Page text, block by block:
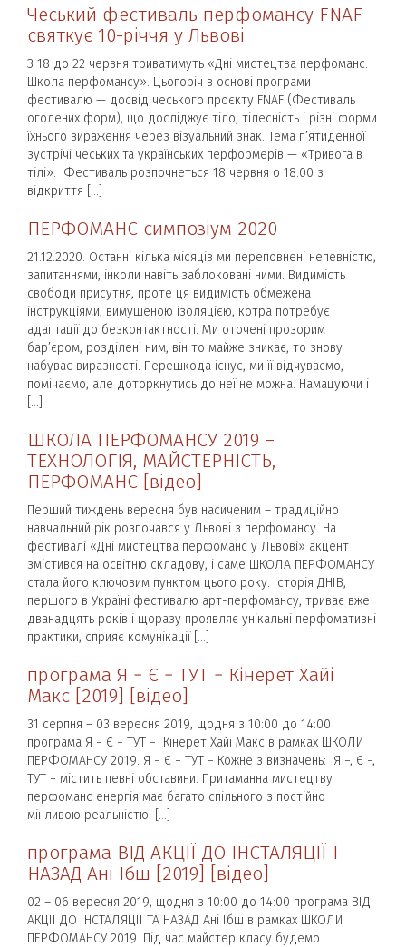
Чеський фестиваль перфомансу FNAF
святкує 10-річчя у Львові
З 18 до 22 червня триватимуть «Дні мистецтва перфоманс.
Школа перфомансу». Цьогоріч в основі програми
фестивалю — досвід чеського проєкту FNAF (Фестиваль
оголених форм), що досліджує тіло, тілесність і різні форми
їхнього вираження через візуальний знак. Тема п’ятиденної
зустрічі чеських та українських перформерів — «Тривога в
тілі». Фестиваль розпочнеться 18 червня о 18:00 з
відкриття […]
ПЕРФОМАНС симпозіум 2020
21.12.2020. Останні кілька місяців ми переповнені непевністю,
запитаннями, інколи навіть заблоковані ними. Видимість
свободи присутня, проте ця видимість обмежена
інструкціями, вимушеною ізоляцією, котра потребує
адаптації до безконтактності. Ми оточені прозорим
бар’єром, розділені ним, він то майже зникає, то знову
набуває виразності. Перешкода існує, ми її відчуваємо,
помічаємо, але доторкнутись до неї не можна. Намацуючи і
[…]
ШКОЛА ПЕРФОМАНСУ 2019 –
ТЕХНОЛОГІЯ, МАЙСТЕРНІСТЬ,
ПЕРФОМАНС [відео]
Перший тиждень вересня був насиченим – традиційно
навчальний рік розпочався у Львові з перфомансу. На
фестивалі «Дні мистецтва перфоманс у Львові» акцент
змістився на освітню складову, і саме ШКОЛА ПЕРФОМАНСУ
стала його ключовим пунктом цього року. Історія ДНІВ,
першого в Україні фестивалю арт-перфомансу, триває вже
дванадцять років і щоразу проявляє унікальні перфомативні
практики, сприяє комунікації […]
програма Я − Є − ТУТ − Кінерет Хайі
Макс [2019] [відео]
31 серпня – 03 вересня 2019, щодня з 10:00 до 14:00
програма Я − Є − ТУТ − Кінерет Хайі Макс в рамках ШКОЛИ
ПЕРФОМАНСУ 2019. Я − Є − ТУТ − Кожне з визначень: Я −, Є −,
ТУТ − містить певні обставини. Притаманна мистецтву
перфоманс енергія має багато спільного з постійно
мінливою реальністю. […]
програма ВІД АКЦІЇ ДО ІНСТАЛЯЦІЇ І
НАЗАД Ані Ібш [2019] [відео]
02 – 06 вересня 2019, щодня з 10:00 до 14:00 програма ВІД
АКЦІЇ ДО ІНСТАЛЯЦІЇ ТА НАЗАД Ані Ібш в рамках ШКОЛИ
ПЕРФОМАНСУ 2019. Під час майстер класу будемо